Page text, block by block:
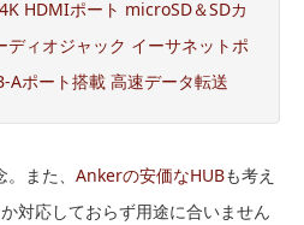
HDMIポート microSD＆SDカ
ィオジャック イーサネットポ
Aポート搭載 高速データ転送
また、 Ankerの安価なHUBも考え
対応しておらず用途に合いません